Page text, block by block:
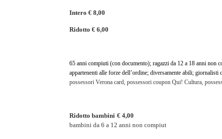
Intero € 8,00
Ridotto € 6,00
65 anni compiuti (con documento); ragazzi da 12 a 18 anni
appartenenti alle forze dell’ordine; diversamente abili;
possessori Verona card, possessori coupon Qui! Cultura,
Ridotto bambini € 4,00
bambini da 6 a 12 anni non compiut